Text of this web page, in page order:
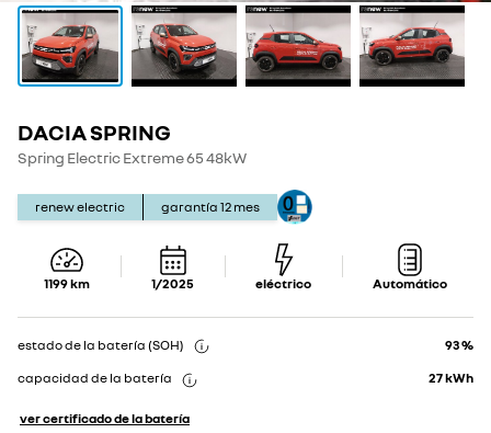
DACIA SPRING
Spring Electric Extreme 65 48kW
renew electric garantía 12 mes
1199km 1/2025 eléctrico Automático
estado de la batería (SOH)
Show
93 %
capacidad de la batería
Show
27kWh
ver certificado de la batería